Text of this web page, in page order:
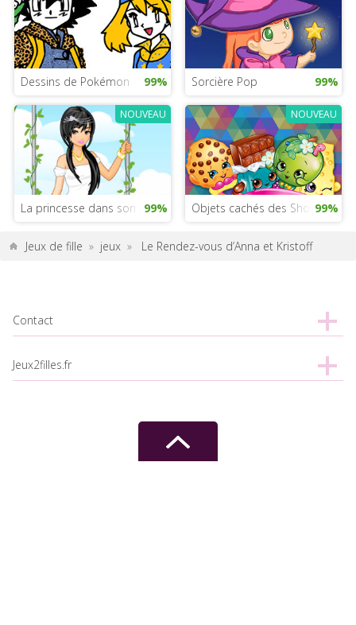
Dessins de Pokémon 99% Sorcière Pop 99%
NOUVEAU
La princesse dans son jardin
99%
NOUVEAU
Objets cachés des Shopkins
99%
Jeux de fille » jeux » Le Rendez-vous d’Anna et Kristoff
Contact
Jeux2filles.fr